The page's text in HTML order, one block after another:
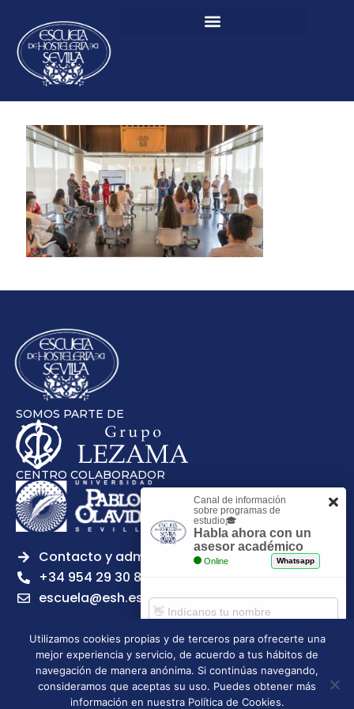
SOMOS PARTE DE
CENTRO COLABORADOR
Contacto y admisiones
+34 954 29 30 81
escuela@esh.es
Legal notice Privacy Policy
Cookies Policy
Escuela Superior de Hostelería de Sevilla | 2026 | Todos los
Utilizamos cookies propias y de terceros para ofrecerte una
mejor experiencia y servicio, de acuerdo a tus hábitos de
navegación de manera anónima. Si continúas navegando,
consideramos que aceptas su uso. Puedes obtener más
información en nuestra Política de Cookies.
Canal de información
sobre programas de
estudio🎓
Habla ahora con un
asesor académico
Online Whatsapp
Comenzar chat